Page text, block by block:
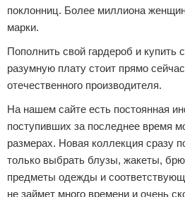
поклонниц. Более миллиона
марки.
Пополнить свой гардероб и купить
разумную плату стоит прямо
отечественного производителя.
На нашем сайте есть постоянная
поступивших за последнее время
размерах. Новая коллекция сразу
только выбрать блузы, жакеты,
предметы одежды и
не займет много времени и очень